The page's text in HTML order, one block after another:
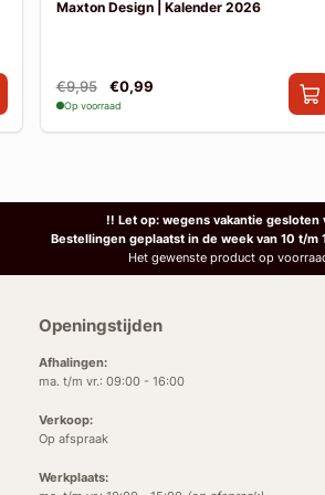
Maxton Design | Kalender 2026
€9,95 €0,99
Op voorraad
!! Let op: wegens vakantie
Bestellingen geplaatst in de week van 10 t/
Het gewenste product op
Openingstijden
Afhalingen:
ma. t/m vr.: 09:00 - 16:00
Verkoop:
Op afspraak
Werkplaats: